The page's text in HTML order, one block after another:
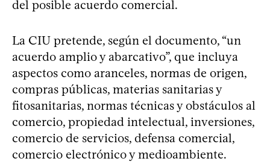
del posible acuerdo comercial.
La CIU pretende, según el documento, “un
acuerdo amplio y abarcativo”, que incluya
aspectos como aranceles, normas de origen,
compras públicas, materias sanitarias y
fitosanitarias, normas técnicas y obstáculos al
comercio, propiedad intelectual, inversiones,
comercio de servicios, defensa comercial,
comercio electrónico y medioambiente.